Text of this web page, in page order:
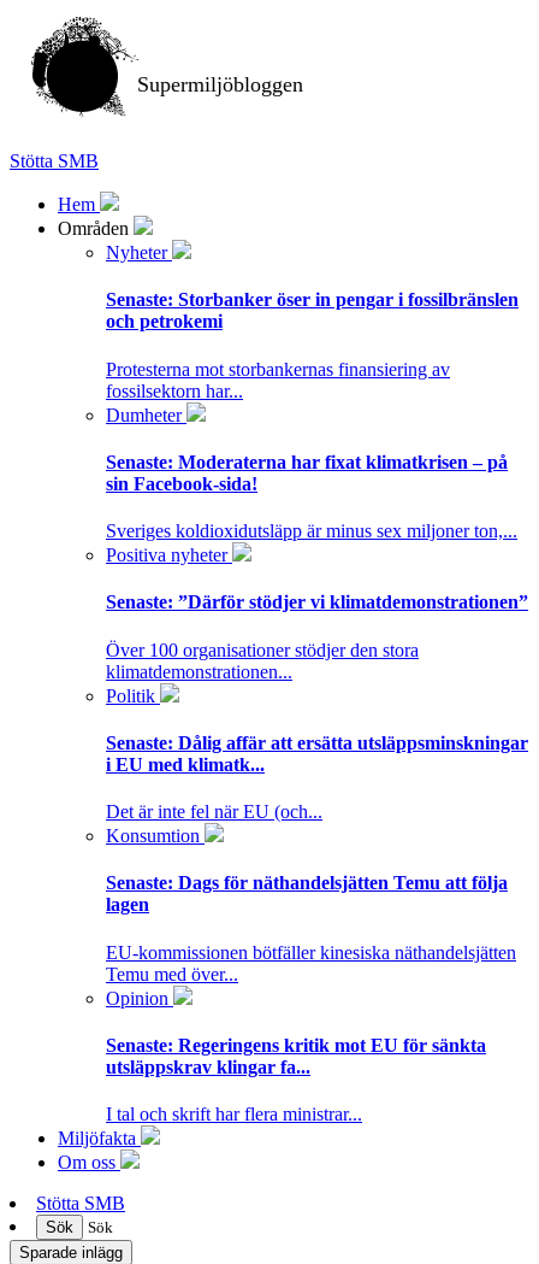
Supermiljöbloggen
Stötta SMB
Hem
Områden
Nyheter
Senaste: Storbanker öser in pengar i fossilbränslen
och petrokemi
Protesterna mot storbankernas finansiering av
fossilsektorn har...
Dumheter
Senaste: Moderaterna har fixat klimatkrisen – på
sin Facebook-sida!
Sveriges koldioxidutsläpp är minus sex miljoner ton,...
Positiva nyheter
Senaste: ”Därför stödjer vi klimatdemonstrationen”
Över 100 organisationer stödjer den stora
klimatdemonstrationen...
Politik
Senaste: Dålig affär att ersätta utsläppsminskningar
i EU med klimatk...
Det är inte fel när EU (och...
Konsumtion
Senaste: Dags för näthandelsjätten Temu att följa
lagen
EU-kommissionen bötfäller kinesiska näthandelsjätten
Temu med över...
Opinion
Senaste: Regeringens kritik mot EU för sänkta
utsläppskrav klingar fa...
I tal och skrift har flera ministrar...
Miljöfakta
Om oss
Stötta SMB
Sök
Sök
Sparade inlägg